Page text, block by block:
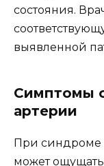
состояния.
выявленной
Симптомы
артерии
При синдроме
может